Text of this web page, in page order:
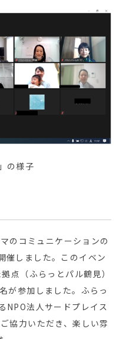
の様子
のコミュニケーションの
催しました。このイベン
点（ふらっとパル鶴見）
が参加しました。ふらっ
NPO法人サードプレイス
協力いただき、楽しい雰